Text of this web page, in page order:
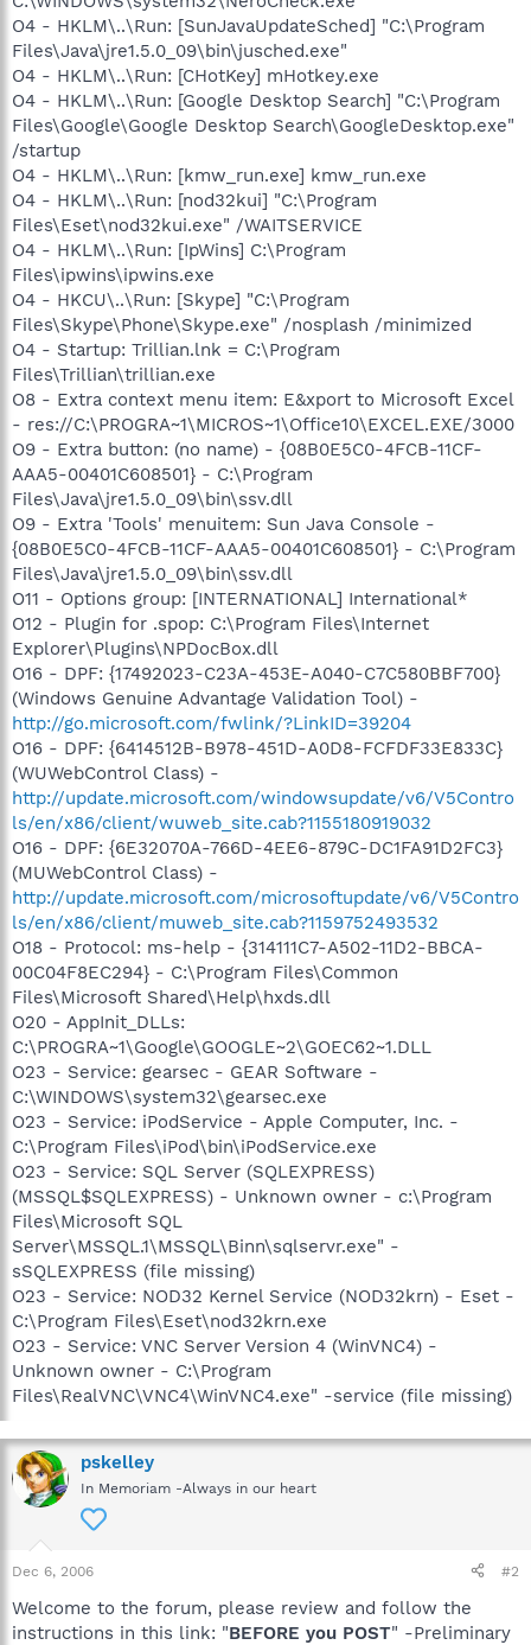
O4 - HKLM\..\Run: [SunJavaUpdateSched] "C:\Program
Files\Java\jre1.5.0_09\bin\jusched.exe"
O4 - HKLM\..\Run: [CHotKey] mHotkey.exe
O4 - HKLM\..\Run: [Google Desktop Search] "C:\Program
Files\Google\Google Desktop Search\GoogleDesktop.exe"
/startup
O4 - HKLM\..\Run: [kmw_run.exe] kmw_run.exe
O4 - HKLM\..\Run: [nod32kui] "C:\Program
Files\Eset\nod32kui.exe" /WAITSERVICE
O4 - HKLM\..\Run: [IpWins] C:\Program
Files\ipwins\ipwins.exe
O4 - HKCU\..\Run: [Skype] "C:\Program
Files\Skype\Phone\Skype.exe" /nosplash /minimized
O4 - Startup: Trillian.lnk = C:\Program
Files\Trillian\trillian.exe
O8 - Extra context menu item: E&xport to Microsoft Excel
- res://C:\PROGRA~1\MICROS~1\Office10\EXCEL.EXE/3000
O9 - Extra button: (no name) - {08B0E5C0-4FCB-11CF-
AAA5-00401C608501} - C:\Program
Files\Java\jre1.5.0_09\bin\ssv.dll
O9 - Extra 'Tools' menuitem: Sun Java Console -
{08B0E5C0-4FCB-11CF-AAA5-00401C608501} - C:\Program
Files\Java\jre1.5.0_09\bin\ssv.dll
O11 - Options group: [INTERNATIONAL] International*
O12 - Plugin for .spop: C:\Program Files\Internet
Explorer\Plugins\NPDocBox.dll
O16 - DPF: {17492023-C23A-453E-A040-C7C580BBF700}
(Windows Genuine Advantage Validation Tool) -
http://go.microsoft.com/fwlink/?LinkID=39204
O16 - DPF: {6414512B-B978-451D-A0D8-FCFDF33E833C}
(WUWebControl Class) -
http://update.microsoft.com/windowsupdate/v6/V5Contro
ls/en/x86/client/wuweb_site.cab?1155180919032
O16 - DPF: {6E32070A-766D-4EE6-879C-DC1FA91D2FC3}
(MUWebControl Class) -
http://update.microsoft.com/microsoftupdate/v6/V5Contro
ls/en/x86/client/muweb_site.cab?1159752493532
O18 - Protocol: ms-help - {314111C7-A502-11D2-BBCA-
00C04F8EC294} - C:\Program Files\Common
Files\Microsoft Shared\Help\hxds.dll
O20 - AppInit_DLLs:
C:\PROGRA~1\Google\GOOGLE~2\GOEC62~1.DLL
O23 - Service: gearsec - GEAR Software -
C:\WINDOWS\system32\gearsec.exe
O23 - Service: iPodService - Apple Computer, Inc. -
C:\Program Files\iPod\bin\iPodService.exe
O23 - Service: SQL Server (SQLEXPRESS)
(MSSQL$SQLEXPRESS) - Unknown owner - c:\Program
Files\Microsoft SQL
Server\MSSQL.1\MSSQL\Binn\sqlservr.exe" -
sSQLEXPRESS (file missing)
O23 - Service: NOD32 Kernel Service (NOD32krn) - Eset -
C:\Program Files\Eset\nod32krn.exe
O23 - Service: VNC Server Version 4 (WinVNC4) -
Unknown owner - C:\Program
Files\RealVNC\VNC4\WinVNC4.exe" -service (file missing)
pskelley
In Memoriam -Always in our heart
Dec 6, 2006 #2
Welcome to the forum, please review and follow the
instructions in this link: "BEFORE you POST" -Preliminary